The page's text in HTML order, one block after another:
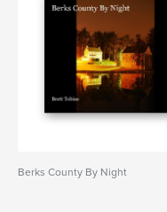
Berks County By Night